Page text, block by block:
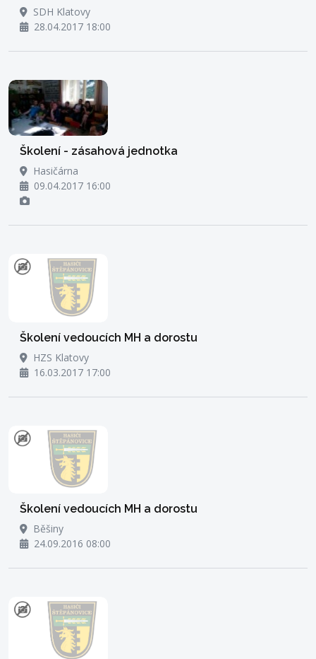
SDH Klatovy
28.04.2017 18:00
Školení - zásahová jednotka
Hasičárna
09.04.2017 16:00
Školení vedoucích MH a dorostu
HZS Klatovy
16.03.2017 17:00
Školení vedoucích MH a dorostu
Běšiny
24.09.2016 08:00